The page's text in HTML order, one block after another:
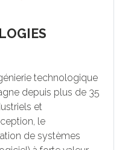
technologique
depuis plus de 35
et
le
de systèmes